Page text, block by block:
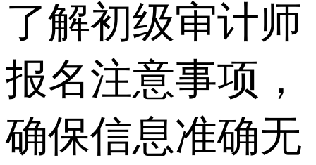
了解初级审计师
报名注意事项，
确保信息准确无